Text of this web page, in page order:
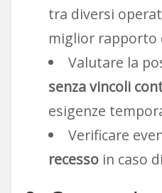
tra diversi
miglior rapporto
Valutare la
senza vincoli
esigenze
Verificare
recesso in caso